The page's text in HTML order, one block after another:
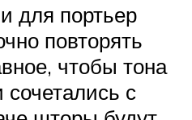
для портьер
повторять
чтобы тона
сочетались с